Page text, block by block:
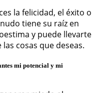
la felicidad, el éxito o
tiene su raíz en
y puede llevarte
cosas que deseas.
mi potencial y mi